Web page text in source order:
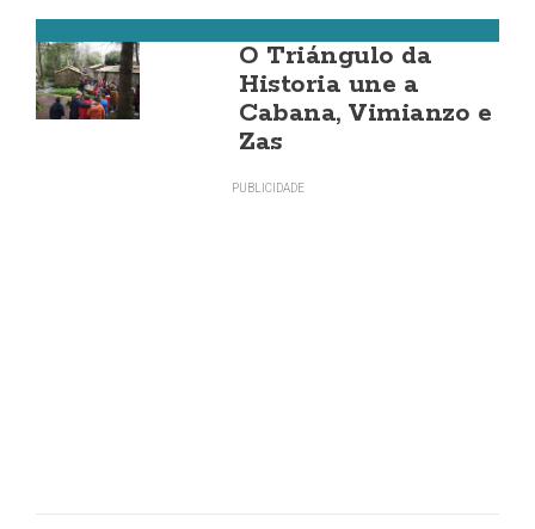
O Triángulo da
Historia une a
Cabana, Vimianzo e
Zas